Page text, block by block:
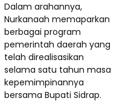
Dalam arahannya,
Nurkanaah memaparkan
berbagai program
pemerintah daerah yang
telah direalisasikan
selama satu tahun masa
kepemimpinannya
bersama Bupati Sidrap.